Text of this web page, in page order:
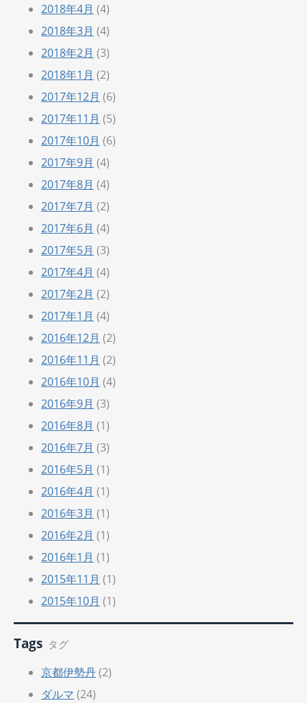
2018年4月 (4)
2018年3月 (4)
2018年2月 (3)
2018年1月 (2)
2017年12月 (6)
2017年11月 (5)
2017年10月 (6)
2017年9月 (4)
2017年8月 (4)
2017年7月 (2)
2017年6月 (4)
2017年5月 (3)
2017年4月 (4)
2017年2月 (2)
2017年1月 (4)
2016年12月 (2)
2016年11月 (2)
2016年10月 (4)
2016年9月 (3)
2016年8月 (1)
2016年7月 (3)
2016年5月 (1)
2016年4月 (1)
2016年3月 (1)
2016年2月 (1)
2016年1月 (1)
2015年11月 (1)
2015年10月 (1)
Tags タグ
京都伊勢丹(2)
ダルマ (24)